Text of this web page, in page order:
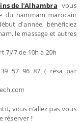
de l'Alhambra vous
du hammam marocain
d'année, bénéficiez
le massage et autres
7j/7 de 10h à 20h
39 57 96 87 ( résa par
vous n’allez pas vous
réserver !